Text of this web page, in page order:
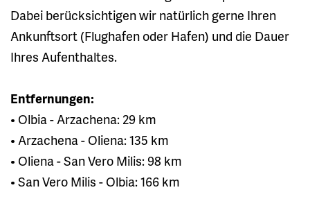
Dabei berücksichtigen wir natürlich gerne Ihren
Ankunftsort (Flughafen oder Hafen) und die Dauer
Ihres Aufenthaltes.
Entfernungen:
• Olbia - Arzachena: 29 km
• Arzachena - Oliena: 135 km
• Oliena - San Vero Milis: 98 km
• San Vero Milis - Olbia: 166 km